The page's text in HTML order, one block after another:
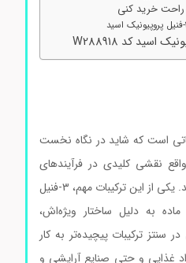
خرید کنی
است که شاید در نگاه نخست
نقشی کلیدی در فرآیندهای
صنعتی و پژوهشی ایفا می‌کنند. یکی از این ترکیبات مهم، ۳-فنیل
به دلیل ساختار ویژه‌اش،
ترکیبات پیچیده‌تر به کار
و حتی صنایع آرایشی و